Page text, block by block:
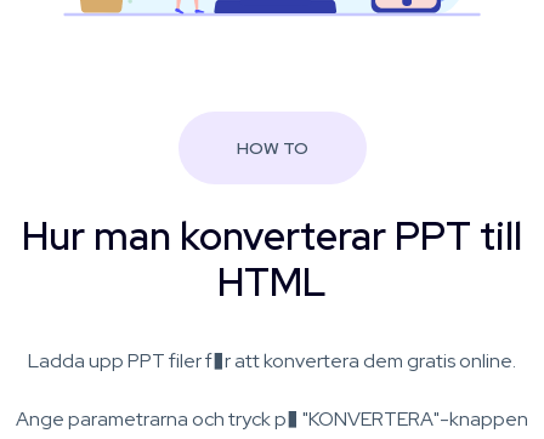
HOW TO
Hur man konverterar PPT till
HTML
Ladda upp PPT filer f�r att konvertera dem gratis online.
Ange parametrarna och tryck p� "KONVERTERA"-knappen